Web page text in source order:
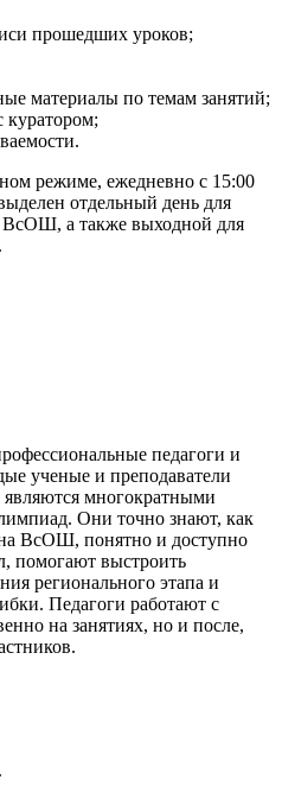
прошедших уроков;
материалы по темам занятий;
куратором;
режиме, ежедневно с 15:00
отдельный день для
ВсОШ, а также выходной для
педагоги и
ученые и преподаватели
многократными
Они точно знают, как
ВсОШ, понятно и доступно
помогают выстроить
регионального этапа и
Педагоги работают с
на занятиях, но и после,